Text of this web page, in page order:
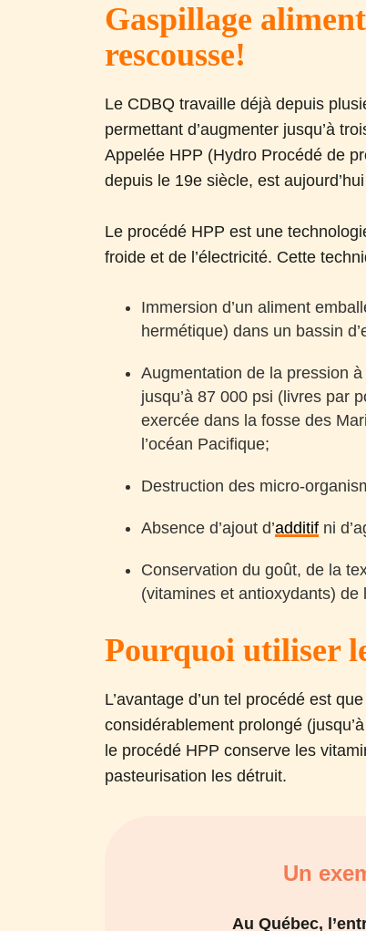
Gaspillage
rescousse!
Le CDBQ travaille déjà depuis
permettant d’augmenter jusqu’à
Appelée HPP (Hydro Procédé de
depuis le 19e siècle, est
Le procédé HPP est une
froide et de l’électricité. Cette
Immersion d’un aliment
hermétique) dans un bassin
Augmentation de la pression
jusqu’à 87 000 psi (livres par
exercée dans la fosse des
l’océan Pacifique;
Destruction des micro-
Absence d’ajout d’additif ni
Conservation du goût, de la
(vitamines et antioxydants) de
Pourquoi utiliser
L’avantage d’un tel procédé est
considérablement prolongé
le procédé HPP conserve les
pasteurisation les détruit.
Un
Au Québec,